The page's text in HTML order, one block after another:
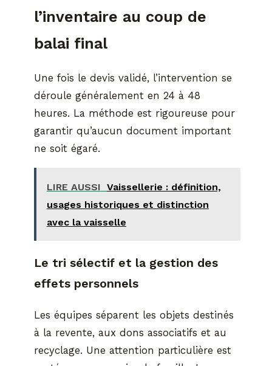
l’inventaire au coup de
balai final
Une fois le devis validé, l’intervention se
déroule généralement en 24 à 48
heures. La méthode est rigoureuse pour
garantir qu’aucun document important
ne soit égaré.
LIRE AUSSI Vaissellerie : définition,
usages historiques et distinction
avec la vaisselle
Le tri sélectif et la gestion des
effets personnels
Les équipes séparent les objets destinés
à la revente, aux dons associatifs et au
recyclage. Une attention particulière est